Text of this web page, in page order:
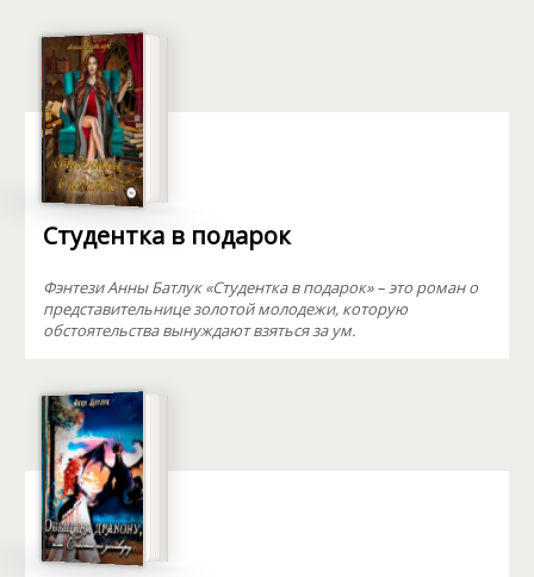
Студентка в подарок
Фэнтези Анны Батлук «Студентка в подарок» – это роман о
представительнице золотой молодежи, которую
обстоятельства вынуждают взяться за ум.